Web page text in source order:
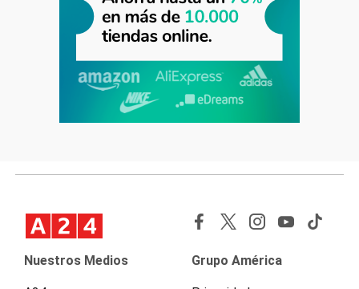
Nuestros Medios Grupo América